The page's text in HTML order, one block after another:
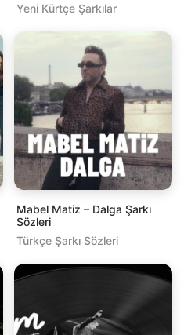
Yeni Kürtçe Şarkılar
Mabel Matiz – Dalga Şarkı
Sözleri
Türkçe Şarkı Sözleri